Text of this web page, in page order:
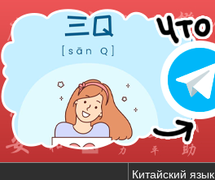
Китайский язык